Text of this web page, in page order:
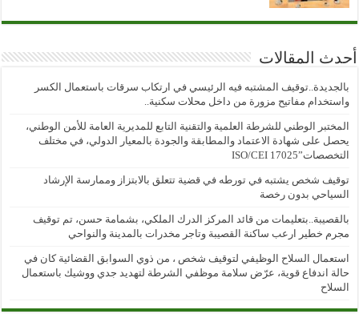
أحدث المقالات
بالجديدة..توقيف المشتبه فيه الرئيسي في ارتكاب سرقات باستعمال الكسر
واستخدام مفاتيح مزورة من داخل محلات سكنية..
المختبر الوطني للشرطة العلمية والتقنية التابع للمديرية العامة للأمن الوطني،
يحصل على شهادة الاعتماد والمطابقة والجودة بالمعيار الدولي، في مختلف
التخصصات”ISO/CEI 17025
توقيف شخص يشتبه في تورطه في قضية تتعلق بالابتزاز وممارسة الإرشاد
السياحي بدون رخصة
بالقصيبة..بتعليمات من قائد المركز الدرك الملكي، بشمامة حسن، تم توقيف
مجرم خطير ارعب ساكنة القصيبة وتاجر مخدرات بالمدينة والنواحي
استعمال السلاح الوظيفي لتوقيف شخص ، من ذوي السوابق القضائية كان في
حالة اندفاع قوية، عرّض سلامة موظفي الشرطة لتهديد جدي ووشيك باستعمال
السلاح